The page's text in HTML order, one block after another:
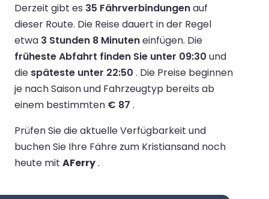
Derzeit gibt es 35 Fährverbindungenauf
dieser Route. Die Reise dauert in der Regel
etwa 3 Stunden 8 Minuteneinfügen. Die
früheste Abfahrt finden Sie unter 09:30 und
die späteste unter 22:50 . Die Preise beginnen
je nach Saison und Fahrzeugtyp bereits ab
einem bestimmten € 87 .
Prüfen Sie die aktuelle Verfügbarkeit und
buchen Sie Ihre Fähre zum Kristiansand noch
heute mit AFerry.